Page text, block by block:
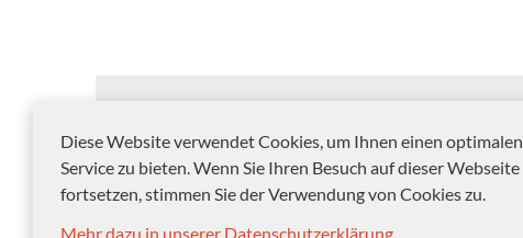
Diese Website verwendet Cookies, um Ihnen einen optimalen
Service zu bieten. Wenn Sie Ihren Besuch auf dieser Webseite
fortsetzen, stimmen Sie der Verwendung von Cookies zu.
Mehr dazu in unserer Datenschutzerklärung.